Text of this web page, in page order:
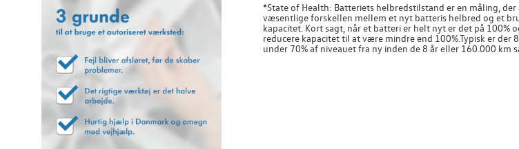
*State of Health: Batteriets helbredstilstand er en måling,
væsentlige forskellen mellem et nyt batteris helbred og et
kapacitet. Kort sagt, når et batteri er helt nyt er det på
reducere kapacitet til at være mindre end 100%.Typisk er
under 70% af niveauet fra ny inden de 8 år eller 160.000